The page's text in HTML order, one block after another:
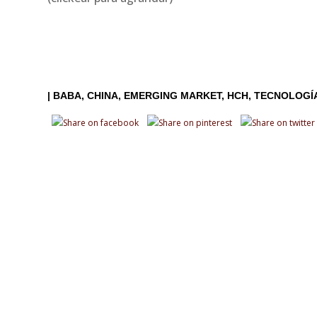
| BABA CHINA EMERGING MARKET HCH